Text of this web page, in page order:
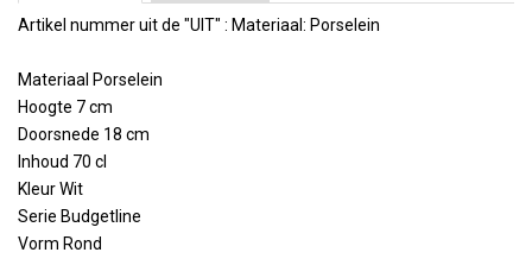
Artikel nummer uit de "UIT" : Materiaal: Porselein
Materiaal Porselein
Hoogte 7 cm
Doorsnede 18 cm
Inhoud 70 cl
Kleur Wit
Serie Budgetline
Vorm Rond